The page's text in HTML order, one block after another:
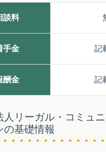
談料
手金 記
酬金 記
人リーガル・コミュニ
の基礎情報